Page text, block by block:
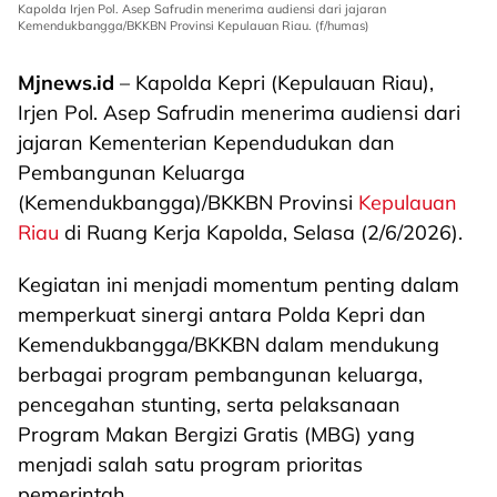
Kapolda Irjen Pol. Asep Safrudin menerima audiensi dari jajaran
Kemendukbangga/BKKBN Provinsi Kepulauan Riau. (f/humas)
Mjnews.id – Kapolda Kepri (Kepulauan Riau),
Irjen Pol. Asep Safrudin menerima audiensi dari
jajaran Kementerian Kependudukan dan
Pembangunan Keluarga
(Kemendukbangga)/BKKBN Provinsi Kepulauan
Riau di Ruang Kerja Kapolda, Selasa (2/6/2026).
Kegiatan ini menjadi momentum penting dalam
memperkuat sinergi antara Polda Kepri dan
Kemendukbangga/BKKBN dalam mendukung
berbagai program pembangunan keluarga,
pencegahan stunting, serta pelaksanaan
Program Makan Bergizi Gratis (MBG) yang
menjadi salah satu program prioritas